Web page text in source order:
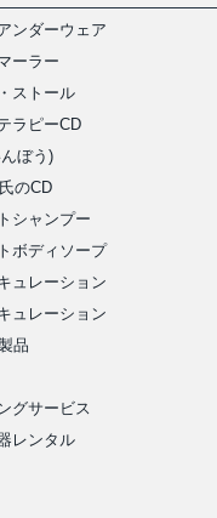
ンダーウェア
ーラー
ストール
ラピーCD
ぼう)
のCD
シャンプー
ボディソープ
ュレーション
ュレーション
品
グサービス
レンタル